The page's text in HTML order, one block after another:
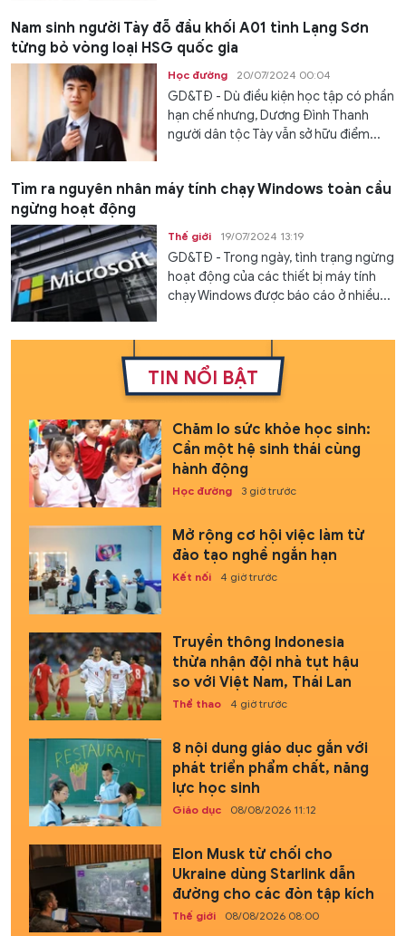
Nam sinh người Tày đỗ đầu khối A01 tỉnh Lạng Sơn
từng bỏ vòng loại HSG quốc gia
Học đường 20/07/2024 00:04
GD&TĐ - Dù điều kiện học tập có phần
hạn chế nhưng, Dương Đình Thanh
người dân tộc Tày vẫn sở hữu điểm...
Tìm ra nguyên nhân máy tính chạy Windows toàn cầu
ngừng hoạt động
Thế giới 19/07/2024 13:19
GD&TĐ - Trong ngày, tình trạng ngừng
hoạt động của các thiết bị máy tính
chạy Windows được báo cáo ở nhiều...
TIN NỔI BẬT
Chăm lo sức khỏe học sinh:
Cần một hệ sinh thái cùng
hành động
Học đường 3 giờ trước
Mở rộng cơ hội việc làm từ
đào tạo nghề ngắn hạn
Kết nối 4 giờ trước
Truyền thông Indonesia
thừa nhận đội nhà tụt hậu
so với Việt Nam, Thái Lan
Thể thao 4 giờ trước
8 nội dung giáo dục gắn với
phát triển phẩm chất, năng
lực học sinh
Giáo dục 08/08/2026 11:12
Elon Musk từ chối cho
Ukraine dùng Starlink dẫn
đường cho các đòn tập kích
Thế giới 08/08/2026 08:00